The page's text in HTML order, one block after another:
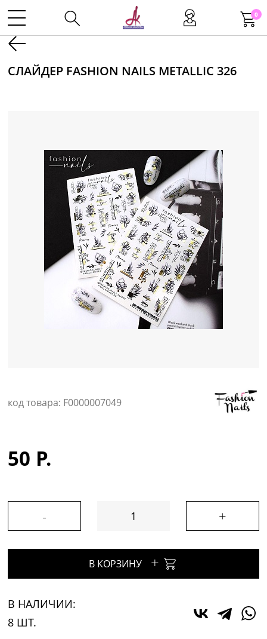
0
Макияж
Маникюр
Одноразовая продукция
Уход за кожей
СЛАЙДЕР FASHION NAILS METALLIC 326
код товара: F0000007049
50 Р.
- +
В КОРЗИНУ +
В НАЛИЧИИ:
8 ШТ.